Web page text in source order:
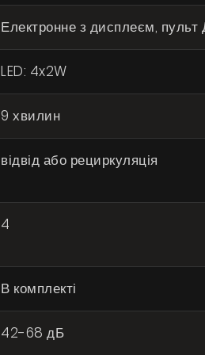
Електронне з дисплеєм, пульт
LED: 4x2W
9 хвилин
відвід або рециркуляція
4
В комплекті
42-68 дБ